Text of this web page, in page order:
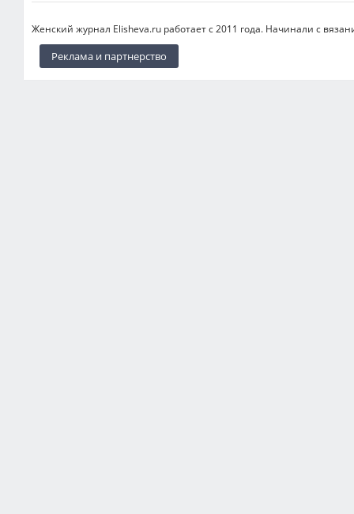
Женский журнал Elisheva.ru работает с 2011 года. Начинали с
Реклама и партнерство